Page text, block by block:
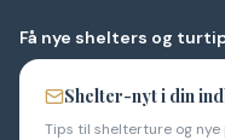
Få nye shelters og
Shelter-nyt i din
Tips til shelterture og